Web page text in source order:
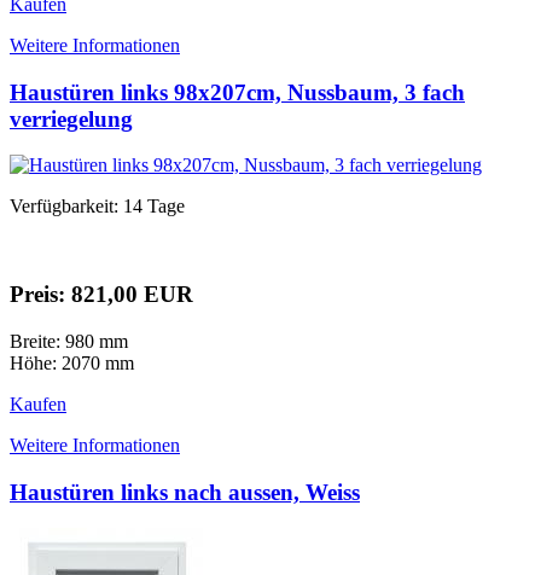
Kaufen
Weitere Informationen
Haustüren links 98x207cm, Nussbaum, 3 fach
verriegelung
Verfügbarkeit: 14 Tage
Preis: 821,00 EUR
Breite: 980 mm
Höhe: 2070 mm
Kaufen
Weitere Informationen
Haustüren links nach aussen, Weiss